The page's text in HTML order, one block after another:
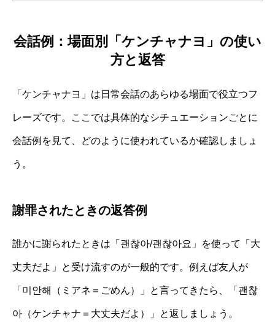
会話例：場面別「ケンチャナヨ」の使い
方と返答
「ケンチャナヨ」は日常会話のあらゆる場面で役立つフ
レーズです。ここでは具体的なシチュエーションごとに
会話例を見て、どのように使われているか確認しましょ
う。
謝罪されたときの返答例
誰かに謝られたときは「괜찮아/괜찮아요」を使って「大
丈夫だよ」と受け流すのが一般的です。例えば友人が
「미안해（ミアネ＝ごめん）」と言ってきたら、「괜찮
아（ケンチャナ＝大丈夫だよ）」と返しましょう。